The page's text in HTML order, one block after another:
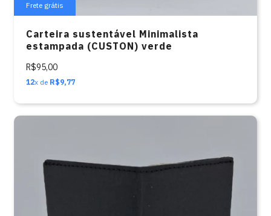
Frete grátis
Carteira sustentável Minimalista
estampada (CUSTON) verde
R$95,00
12x de R$9,77